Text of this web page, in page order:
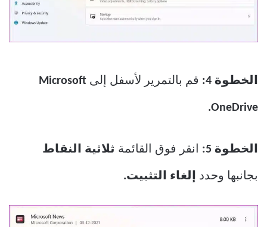
الخطوة 4: قم بالتمرير لأسفل إلى Microsoft
OneDrive.
الخطوة 5: انقر فوق القائمة ثلاثية النقاط
بجانبها وحدد إلغاء التثبيت.